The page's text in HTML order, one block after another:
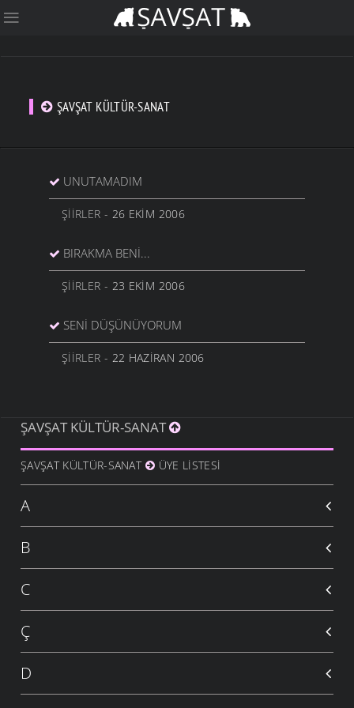
ŞAVŞAT KÜLTÜR-SANAT
UNUTAMADIM
ŞIIRLER - 26 EKIM 2006
BIRAKMA BENİ...
ŞIIRLER - 23 EKIM 2006
SENI DÜŞÜNÜYORUM
ŞIIRLER - 22 HAZIRAN 2006
ŞAVŞAT KÜLTÜR-SANAT
ŞAVŞAT KÜLTÜR-SANAT ÜYE LISTESI
A
B
C
Ç
D